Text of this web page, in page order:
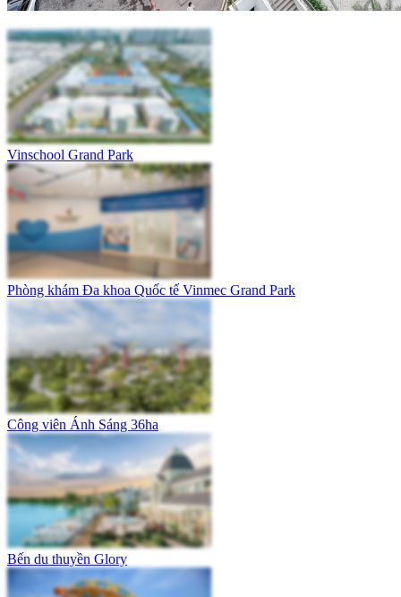
Vinschool Grand Park
Phòng khám Đa khoa Quốc tế Vinmec Grand Park
Công viên Ánh Sáng 36ha
Bến du thuyền Glory